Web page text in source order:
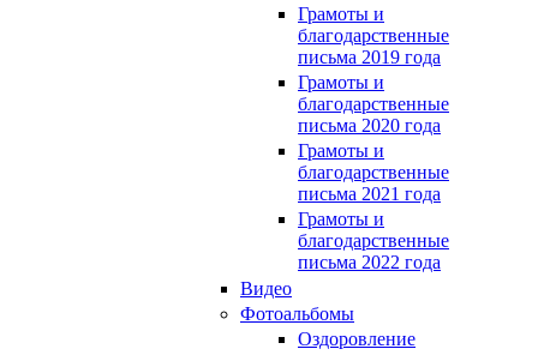
Грамоты и
благодарственные
письма 2019 года
Грамоты и
благодарственные
письма 2020 года
Грамоты и
благодарственные
письма 2021 года
Грамоты и
благодарственные
письма 2022 года
Видео
Фотоальбомы
Оздоровление